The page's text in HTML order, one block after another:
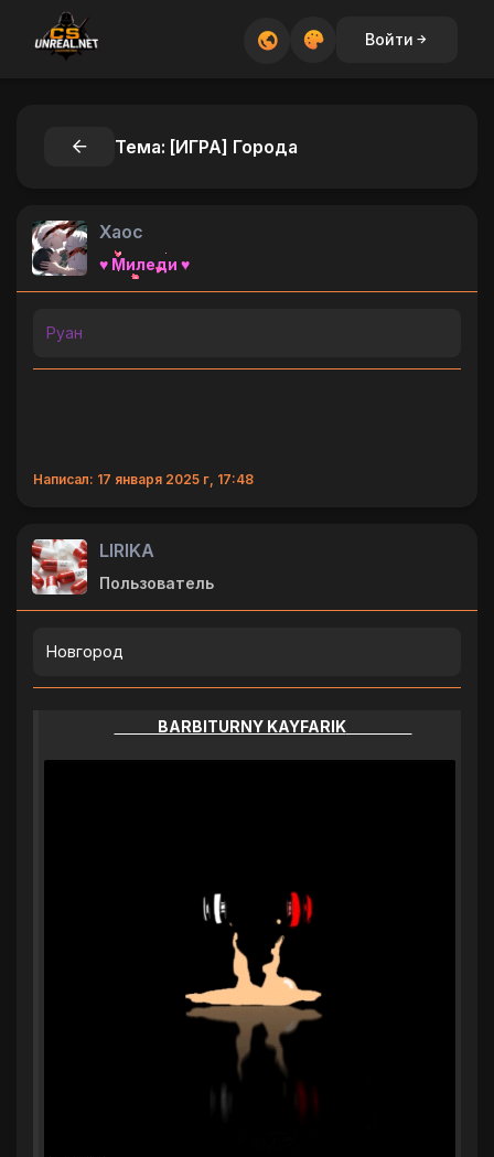
Войти
Тема: [ИГРА] Города
Хаос
♥ Миледи ♥
Руан
Написал: 17 января 2025 г, 17:48
LlRlKA
Пользователь
Новгород
BARBITURNY KAYFARIK